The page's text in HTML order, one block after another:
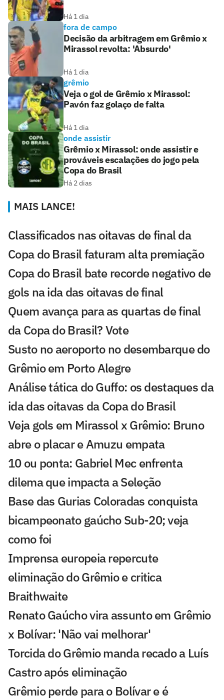
Há 1 dia
fora de campo
Decisão da arbitragem em Grêmio x
Mirassol revolta: 'Absurdo'
Há 1 dia
grêmio
Veja o gol de Grêmio x Mirassol:
Pavón faz golaço de falta
Há 1 dia
onde assistir
Grêmio x Mirassol: onde assistir e
prováveis escalações do jogo pela
Copa do Brasil
Há 2 dias
MAIS LANCE!
Classificados nas oitavas de final da
Copa do Brasil faturam alta premiação
Copa do Brasil bate recorde negativo de
gols na ida das oitavas de final
Quem avança para as quartas de final
da Copa do Brasil? Vote
Susto no aeroporto no desembarque do
Grêmio em Porto Alegre
Análise tática do Guffo: os destaques da
ida das oitavas da Copa do Brasil
Veja gols em Mirassol x Grêmio: Bruno
abre o placar e Amuzu empata
10 ou ponta: Gabriel Mec enfrenta
dilema que impacta a Seleção
Base das Gurias Coloradas conquista
bicampeonato gaúcho Sub-20; veja
como foi
Imprensa europeia repercute
eliminação do Grêmio e critica
Braithwaite
Renato Gaúcho vira assunto em Grêmio
x Bolívar: 'Não vai melhorar'
Torcida do Grêmio manda recado a Luís
Castro após eliminação
Grêmio perde para o Bolívar e é